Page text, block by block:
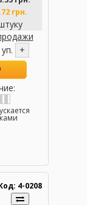
грн.
уп. +
4-0208